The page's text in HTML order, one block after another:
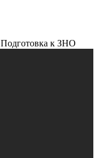
Подготовка к ЗНО